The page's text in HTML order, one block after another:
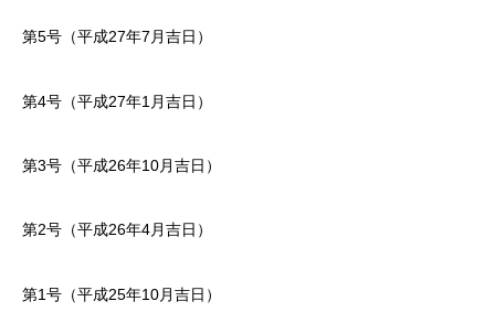
第5号（平成27年7月吉日）
第4号（平成27年1月吉日）
第3号（平成26年10月吉日）
第2号（平成26年4月吉日）
第1号（平成25年10月吉日）